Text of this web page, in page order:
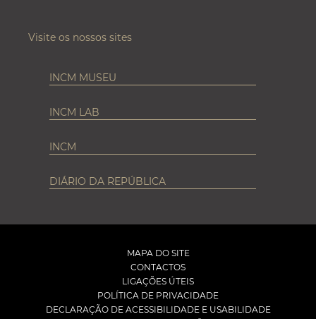
Visite os nossos sites
INCM MUSEU
INCM LAB
INCM
DIÁRIO DA REPÚBLICA
MAPA DO SITE
CONTACTOS
LIGAÇÕES ÚTEIS
POLÍTICA DE PRIVACIDADE
DECLARAÇÃO DE ACESSIBILIDADE E USABILIDADE